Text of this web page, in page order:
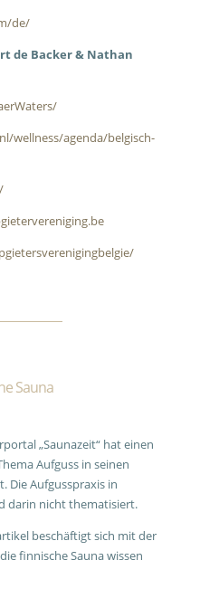
de/
de Backer & Nathan
wellness/agenda/belgisch-
Sauna
„Saunazeit“ hat einen
Aufguss in seinen
Die Aufgusspraxis in
darin nicht thematisiert.
beschäftigt sich mit der
finnische Sauna wissen